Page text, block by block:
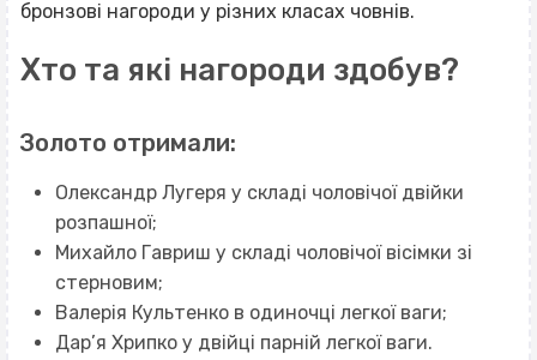
бронзові нагороди у різних класах човнів.
Хто та які нагороди здобув?
Золото отримали:
Олександр Лугеря у складі чоловічої двійки
розпашної;
Михайло Гавриш у складі чоловічої вісімки зі
стерновим;
Валерія Культенко в одиночці легкої ваги;
Дар’я Хрипко у двійці парній легкої ваги.